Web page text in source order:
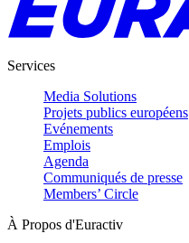
Services
Media Solutions
Projets publics européens
Evénements
Emplois
Agenda
Communiqués de presse
Members’ Circle
À Propos d'Euractiv